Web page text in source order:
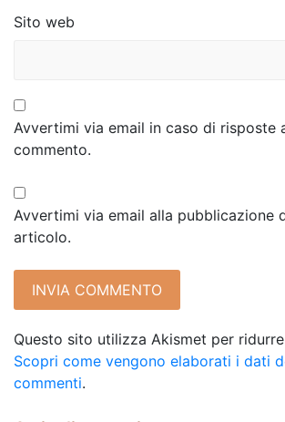
Sito web
Avvertimi via email in caso di risposte
commento.
Avvertimi via email alla pubblicazione
articolo.
Questo sito utilizza Akismet per
Scopri come vengono elaborati i dati
commenti.